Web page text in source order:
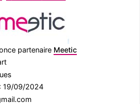
partenaire Meetic
19/09/2024